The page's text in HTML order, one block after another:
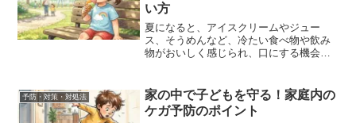
い方
夏になると、アイスクリームやジュー
ス、そうめんなど、冷たい食べ物や飲み
物がおいしく感じられ、口にする機会も
「お腹をこわしたりしないの？」と心配
になる保護者の方も多いので...
予防・対策・対処法
家の中で子どもを守る！家庭内の
ケガ予防のポイント